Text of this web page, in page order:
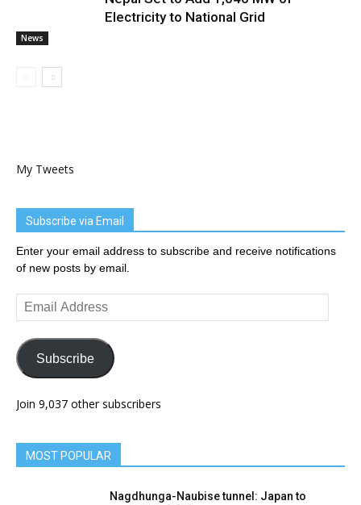
News
Electricity to National Grid
My Tweets
Subscribe via Email
Enter your email address to subscribe and receive notifications
of new posts by email.
Email
Address
Subscribe
Join 9,037 other subscribers
MOST POPULAR
Nagdhunga-Naubise tunnel: Japan to